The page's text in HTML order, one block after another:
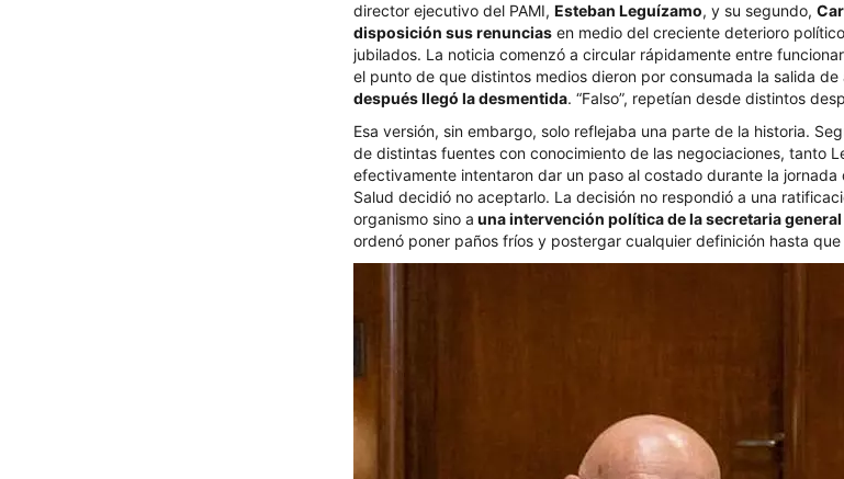
director ejecutivo del PAMI, Esteban Leguízamo, y su segundo,
disposición sus renuncias en medio del creciente deterioro
jubilados. La noticia comenzó a circular rápidamente entre
el punto de que distintos medios dieron por consumada la salida de
después llegó la desmentida. “Falso”, repetían desde distintos
Esa versión, sin embargo, solo reflejaba una parte de la historia.
de distintas fuentes con conocimiento de las negociaciones, tanto
efectivamente intentaron dar un paso al costado durante la jornada
Salud decidió no aceptarlo. La decisión no respondió a una
organismo sino a una intervención política de la secretaria
ordenó poner paños fríos y postergar cualquier definición hasta